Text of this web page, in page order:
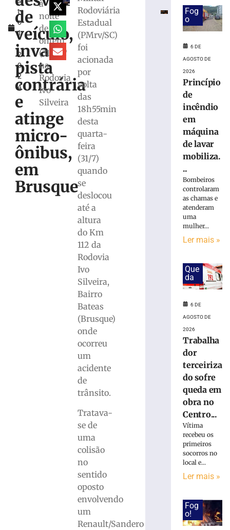
t
o
1
,
2
0
2
4
de
veículo,
invade
pista
contrária
e
atinge
micro-
ônibus,
em
Brusque
à
noite
de
ontem
(31/7)
na
Rodovia
Ivo
Silveira
Rodoviária
Estadual
(PMrv/SC)
foi
acionada
por
volta
das
18h55min
desta
quarta-
feira
(31/7)
quando
se
deslocou
até a
altura
do Km
112 da
Rodovia
Ivo
Silveira,
Bairro
Bateas
(Brusque)
onde
ocorreu
um
acidente
de
trânsito.
Tratava-
se de
uma
colisão
no
sentido
oposto
envolvendo
um
Renault/Sandero
máquina
mobiliza
Bombeiros,
Brusque
Trabalhador
terceirizado
queda
Centro
Administrativo
Brusque
Funcionária
morre
ônibus
restaurante
margens
Fog
o
6 DE
AGOSTO DE
2026
Princípio
de
incêndio
em
máquina
de lavar
mobiliza.
..
Bombeiros
controlaram
as chamas e
atenderam
uma
mulher...
Ler mais »
Que
da
6 DE
AGOSTO DE
2026
Trabalha
dor
terceiriza
do sofre
queda em
obra no
Centro...
Vítima
recebeu os
primeiros
socorros no
local e...
Ler mais »
Fog
o!